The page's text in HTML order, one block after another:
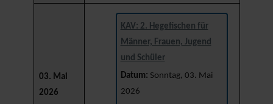
03. Mai
2026
KAV: 2. Hegefischen für
Männer, Frauen, Jugend
und Schüler
Datum: Sonntag, 03. Mai
2026